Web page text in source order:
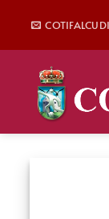
contenido